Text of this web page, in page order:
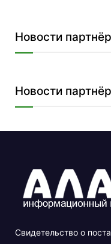
Новости
Новости
Свидетельство о